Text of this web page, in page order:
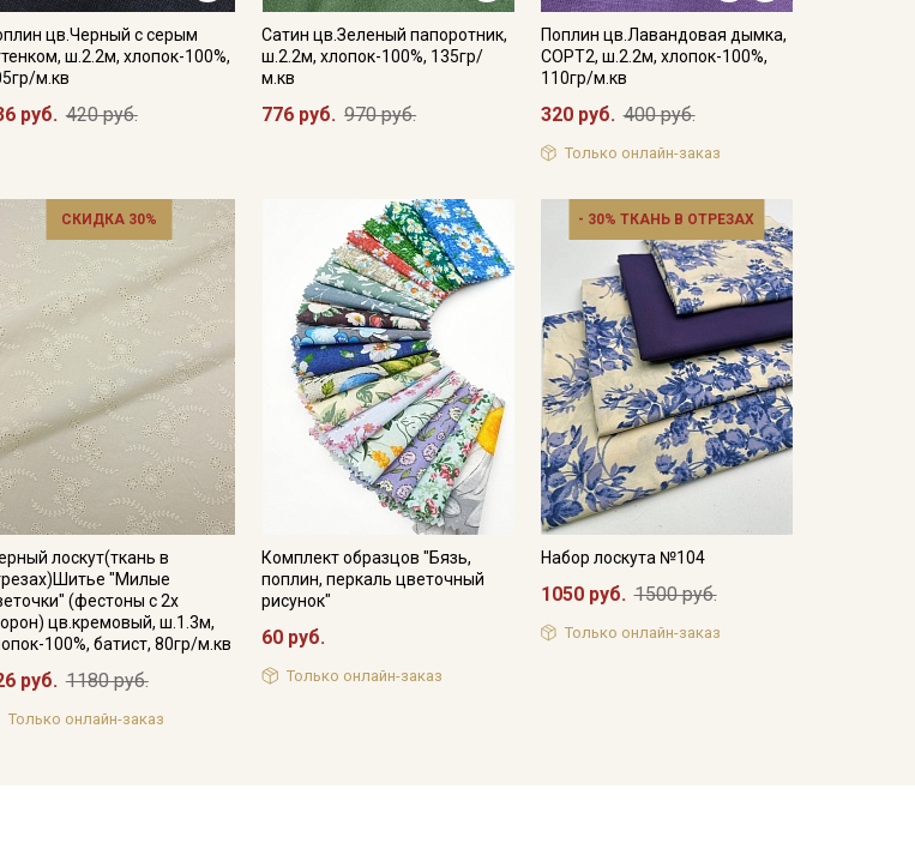
цв.Черный с серым
ш.2.2м, хлопок-100%,
м.кв
руб. 420 руб.
Сатин цв.Зеленый папоротник,
ш.2.2м, хлопок-100%, 135гр/
м.кв
776 руб. 970 руб.
Поплин цв.Лавандовая дымка,
СОРТ2, ш.2.2м, хлопок-100%,
110гр/м.кв
320 руб. 400 руб.
Только онлайн-заказ
СКИДКА 30%
лоскут(ткань в
"Милые
(фестоны с 2х
цв.кремовый, ш.1.3м,
100%, батист, 80гр/м.кв
руб. 1180 руб.
Только онлайн-заказ
Комплект образцов "Бязь,
поплин, перкаль цветочный
рисунок"
60 руб.
Только онлайн-заказ
- 30% ТКАНЬ В ОТРЕЗАХ
Набор лоскута №104
1050 руб. 1500 руб.
Только онлайн-заказ